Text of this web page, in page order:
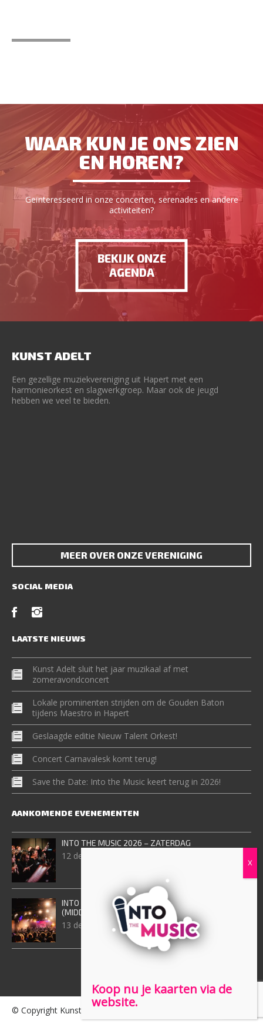
WAAR KUN JE ONS ZIEN
EN HOREN?
Geïnteresseerd in onze concerten, serenades en andere
activiteiten?
BEKIJK ONZE
AGENDA
KUNST ADELT
Een gezellige muziekvereniging uit Hapert met een
harmonieorkest en slagwerkgroep. Maar ook de jeugd
hebben we veel te bieden.
MEER OVER ONZE VERENIGING
SOCIAL MEDIA
LAATSTE NIEUWS
Kunst Adelt sluit het jaar muzikaal af met
zomeravondconcert
Lokale prominenten strijden om de Gouden Baton
tijdens Maestro in Hapert
Geslaagde editie Nieuw Talent Orkest!
Concert Carnavalesk komt terug!
Save the Date: Into the Music keert terug in 2026!
AANKOMENDE EVENEMENTEN
INTO THE MUSIC 2026 – ZATERDAG
12 december, 2026
INTO THE MUSIC 2026 – ZONDAG
(MIDDAGVOORSTELING)
13 december, 2026
© Copyright Kunst Adelt 2026
Koop nu je kaarten via de
website.